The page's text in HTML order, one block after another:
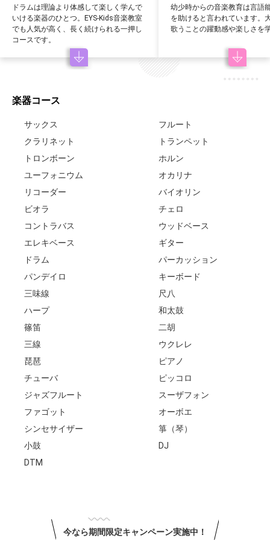
ドラムは理論より体感して楽しく学んで
いける楽器のひとつ。EYS-Kids音楽教室
でも人気が高く、長く続けられる一押し
コースです。
幼少時からの音楽教育は言語
を助けると言われています。
歌うことの躍動感や楽しさを
楽器コース
サックス
フルート
クラリネット
トランペット
トロンボーン
ホルン
ユーフォニウム
オカリナ
リコーダー
バイオリン
ビオラ
チェロ
コントラバス
ウッドベース
エレキベース
ギター
ドラム
パーカッション
パンデイロ
キーボード
三味線
尺八
ハープ
和太鼓
篠笛
二胡
三線
ウクレレ
琵琶
ピアノ
チューバ
ピッコロ
ジャズフルート
スーザフォン
ファゴット
オーボエ
シンセサイザー
箏（琴）
小鼓
DJ
DTM
今なら期間限定キャンペーン実施中！